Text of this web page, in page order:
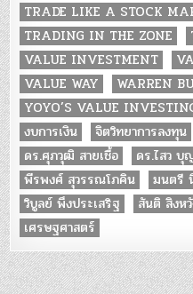
TRADE LIKE A STOCK
TRADING IN THE ZONE
VALUE INVESTMENT
VALUE WAY
WARREN
YOYO’S VALUE
งบการเงิน
จิตวิทยาการลงทุน
ดร.ศุภวุฒิ สายเชื้อ
ดร.ไสว บุ
พีรพงศ์ สุวรรณโภคิน
มนตรี
วิบูลย์ พึงประเสริฐ
สันติ สิงห
เศรษฐศาสตร์